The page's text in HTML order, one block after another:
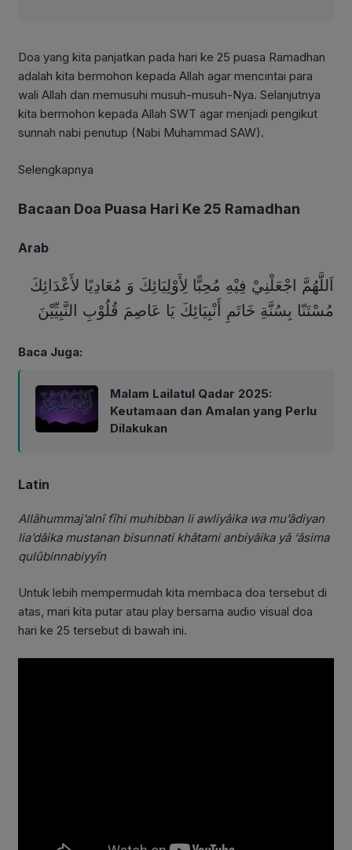
Doa yang kita panjatkan pada hari ke 25 puasa Ramadhan
adalah kita bermohon kepada Allah agar mencintai para
wali Allah dan memusuhi musuh-musuh-Nya. Selanjutnya
kita bermohon kepada Allah SWT agar menjadi pengikut
sunnah nabi penutup (Nabi Muhammad SAW).
Selengkapnya
Bacaan Doa Puasa Hari Ke 25 Ramadhan
Arab
اَللَّهُمَّ اجْعَلْنِيْ فِيْهِ مُحِبًّا لِأَوْلِيَائِكَ وَ مُعَادِيًا لأَعْدَائِكَ
مُسْتَنّا بِسُنَّةِ خَاتَمِ أَنْبِيَائِكَ يَا عَاصِمَ قُلُوْبِ النَّبِيِّيْنَ
Baca Juga:
Malam Lailatul Qadar 2025:
Keutamaan dan Amalan yang Perlu
Dilakukan
Latin
Allâhummaj’alnî fîhi muhibban li awliyâika wa mu’âdiyan
lia’dâika mustanan bisunnati khâtami anbiyâika yâ ‘âsima
qulûbinnabiyyîn
Untuk lebih mempermudah kita membaca doa tersebut di
atas, mari kita putar atau play bersama audio visual doa
hari ke 25 tersebut di bawah ini.